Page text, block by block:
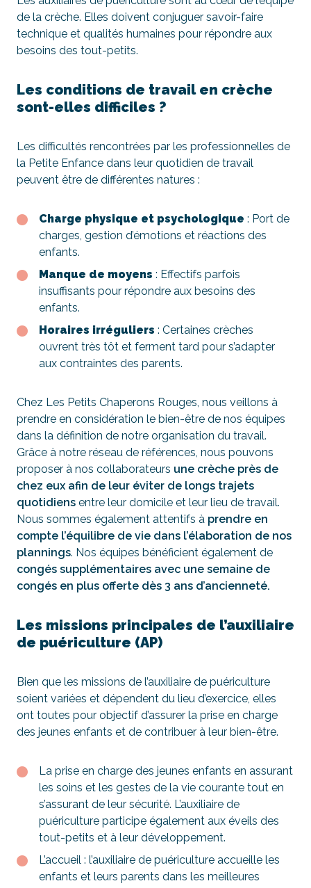
de la crèche. Elles doivent conjuguer savoir-faire
technique et qualités humaines pour répondre aux
besoins des tout-petits.
Les conditions de travail en crèche
sont-elles difficiles ?
Les difficultés rencontrées par les professionnelles de
la Petite Enfance dans leur quotidien de travail
peuvent être de différentes natures :
Charge physique et psychologique : Port de
charges, gestion d’émotions et réactions des
enfants.
Manque de moyens : Effectifs parfois
insuffisants pour répondre aux besoins des
enfants.
Horaires irréguliers : Certaines crèches
ouvrent très tôt et ferment tard pour s’adapter
aux contraintes des parents.
Chez Les Petits Chaperons Rouges, nous veillons à
prendre en considération le bien-être de nos équipes
dans la définition de notre organisation du travail.
Grâce à notre réseau de références, nous pouvons
proposer à nos collaborateurs une crèche près de
chez eux afin de leur éviter de longs trajets
quotidiens entre leur domicile et leur lieu de travail.
Nous sommes également attentifs à prendre en
compte l’équilibre de vie dans l’élaboration de nos
plannings. Nos équipes bénéficient également de
congés supplémentaires avec une semaine de
congés en plus offerte dès 3 ans d’ancienneté.
Les missions principales de l’auxiliaire
de puériculture (AP)
Bien que les missions de l’auxiliaire de puériculture
soient variées et dépendent du lieu d’exercice, elles
ont toutes pour objectif d’assurer la prise en charge
des jeunes enfants et de contribuer à leur bien-être.
La prise en charge des jeunes enfants en assurant
les soins et les gestes de la vie courante tout en
s’assurant de leur sécurité. L’auxiliaire de
puériculture participe également aux éveils des
tout-petits et à leur développement.
L’accueil : l’auxiliaire de puériculture accueille les
enfants et leurs parents dans les meilleures